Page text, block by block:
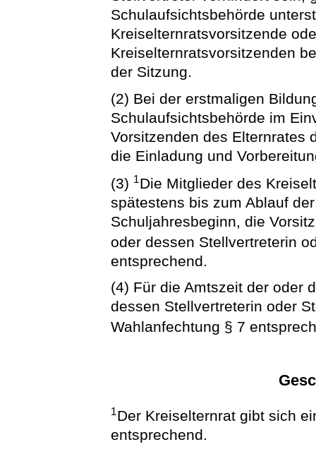
Schulaufsichtsbehörde
Kreiselternratsvorsitzende
Kreiselternratsvorsitzenden
der Sitzung.
(2) Bei der erstmaligen
Schulaufsichtsbehörde im
Vorsitzenden des Elternrates
die Einladung und
(3) 1Die Mitglieder des
spätestens bis zum Ablauf
Schuljahresbeginn, die
oder dessen Stellvertreterin
entsprechend.
(4) Für die Amtszeit der oder
dessen Stellvertreterin oder
Wahlanfechtung § 7
1Der Kreiselternrat gibt sich
entsprechend.